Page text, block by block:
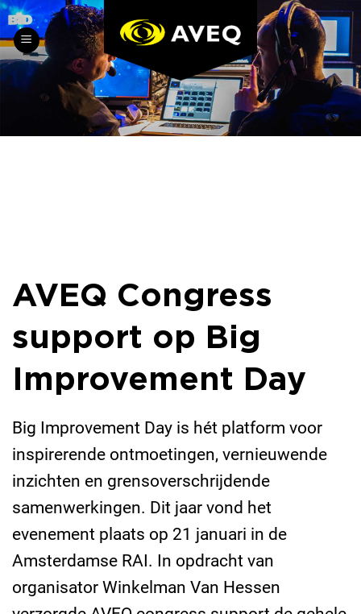
Skip
to
content
AVEQ Congress
support op Big
Improvement Day
Big Improvement Day is hét platform voor
inspirerende ontmoetingen, vernieuwende
inzichten en grensoverschrijdende
samenwerkingen. Dit jaar vond het
evenement plaats op 21 januari in de
Amsterdamse RAI. In opdracht van
organisator Winkelman Van Hessen